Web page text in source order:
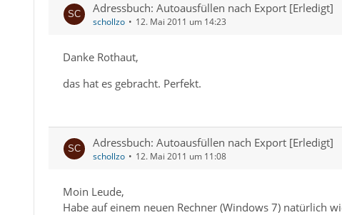
Adressbuch: Autoausfüllen nach Export [Erledigt]
schollzo 12. Mai 2011 um 14:23
Danke Rothaut,
das hat es gebracht. Perfekt.
Adressbuch: Autoausfüllen nach Export [Erledigt]
schollzo 12. Mai 2011 um 11:08
Moin Leude,
Habe auf einem neuen Rechner (Windows 7) natürlich